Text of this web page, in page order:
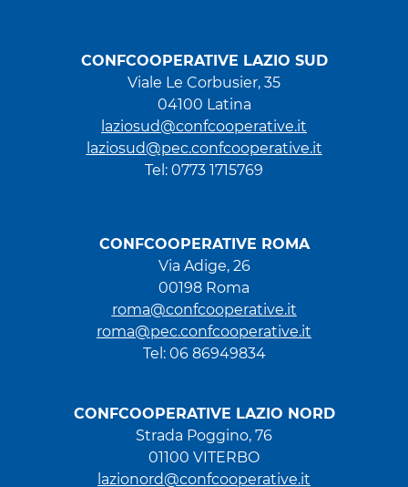
CONFCOOPERATIVE LAZIO SUD
Viale Le Corbusier, 35
04100 Latina
laziosud@confcooperative.it
laziosud@pec.confcooperative.it
Tel: 0773 1715769
CONFCOOPERATIVE ROMA
Via Adige, 26
00198 Roma
roma@confcooperative.it
roma@pec.confcooperative.it
Tel: 06 86949834
CONFCOOPERATIVE LAZIO NORD
Strada Poggino, 76
01100 VITERBO
lazionord@confcooperative.it